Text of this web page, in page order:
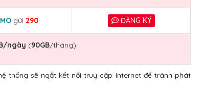
MO gửi 290 ĐĂNG KÝ
ngày (90GB/tháng)
thống sẽ ngắt kết nối truy cập Internet để tránh phát